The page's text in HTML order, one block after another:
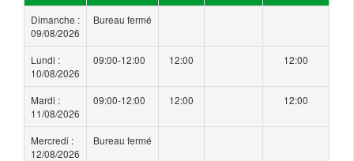
Dimanche :
09/08/2026
Bureau fermé
Lundi :
10/08/2026
09:00-12:00 12:00 12:00
Mardi :
11/08/2026
09:00-12:00 12:00 12:00
Mercredi :
12/08/2026
Bureau fermé